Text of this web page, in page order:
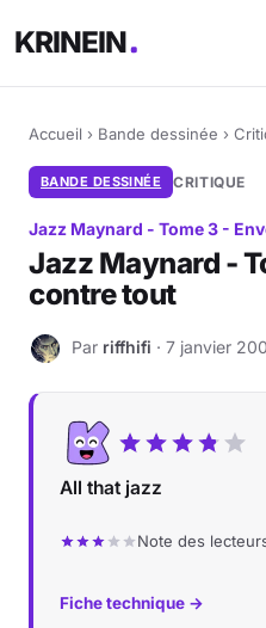
KRINEIN
Accueil › Bande dessinée ›
BANDE DESSINÉE CRITIQUE
Jazz Maynard - Tome 3 -
Jazz Maynard -
contre tout
R Par riffhifi · 7 janvier
All that jazz
Note des
Fiche technique →